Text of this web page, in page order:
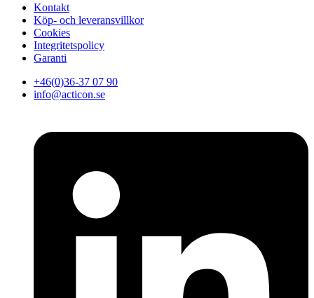
Kontakt
Köp- och leveransvillkor
Cookies
Integritetspolicy
Garanti
+46(0)36-37 07 90
info@acticon.se